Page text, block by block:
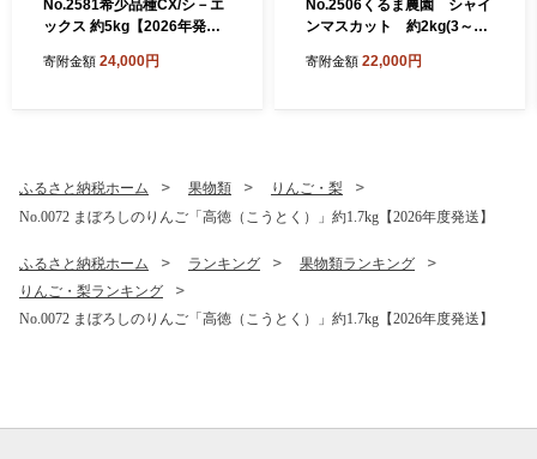
No.2581希少品種CX/シ－エ
ックス 約5kg【2026年発
寄附金額 24,000円
No.2506くるま農園 シャイ
ンマスカット 約2kg(3～5
約】
寄附金額 22,000円
ふるさと納税ホーム 果物類
りんご・梨
No.0072 まぼろしのりんご「高徳（こうとく）」約1.7kg【2026年度発送】
ふるさと納税ホーム ランキング
果物類ランキング
りんご・梨ランキング
No.0072 まぼろしのりんご「高徳（こうとく）」約1.7kg【2026年度発送】